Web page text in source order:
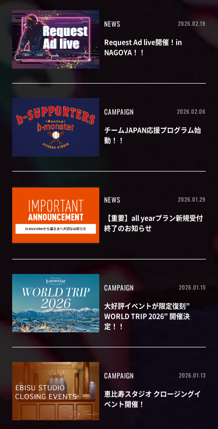
NEWS 2026.02.19
Request Ad live開催！in
NAGOYA！！
CAMPAIGN 2026.02.06
チームJAPAN応援プログラム始
動！！
NEWS 2026.01.29
【重要】all yearプラン新規受付
終了のお知らせ
CAMPAIGN 2026.01.15
大好評イベントが限定復刻”
WORLD TRIP 2026″ 開催決
定！！
CAMPAIGN 2026.01.13
恵比寿スタジオ クロージングイ
ベント開催！